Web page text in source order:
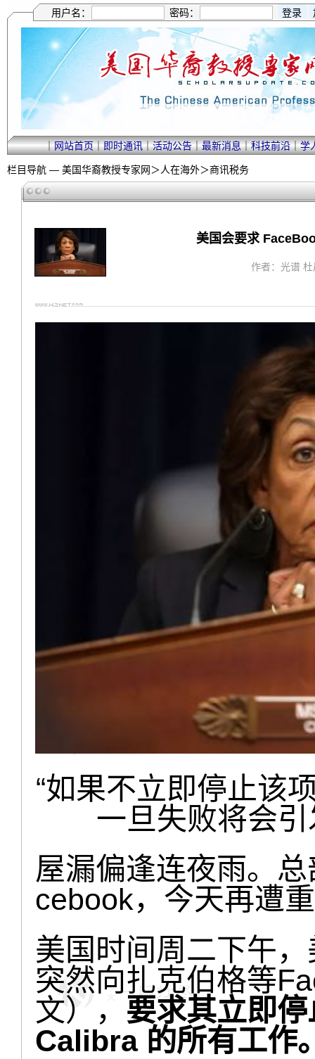
用户名： 密码：
｜网站首页｜即时通讯｜活动公告｜最新消息｜科技前沿｜学
栏目导航 — 美国华裔教授专家网＞人在海外＞商讯税务
美国会要求
作者：光谱
“如果不立即停止该
一旦失败将会
屋漏偏逢连夜雨。
cebook，今天再遭
美国时间周二下午
突然向扎克伯格等
文）， 要求其立即
Calibra 的所有工作